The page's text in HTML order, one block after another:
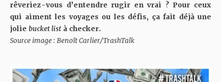
rêveriez-vous d’entendre rugir en vrai ? Pour ceux
qui aiment les voyages ou les défis, ça fait déjà une
jolie bucket list à checker.
Source image : Benoît Carlier/TrashTalk